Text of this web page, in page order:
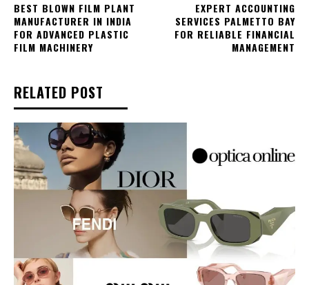
BEST BLOWN FILM PLANT
MANUFACTURER IN INDIA
FOR ADVANCED PLASTIC
FILM MACHINERY
EXPERT ACCOUNTING
SERVICES PALMETTO BAY
FOR RELIABLE FINANCIAL
MANAGEMENT
RELATED POST